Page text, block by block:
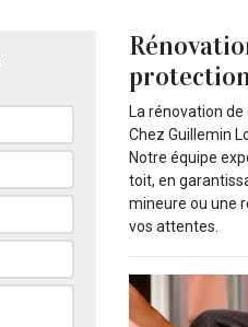
La rénovation
Chez Guillemin
Notre équipe
toit, en
mineure ou une
vos attentes.